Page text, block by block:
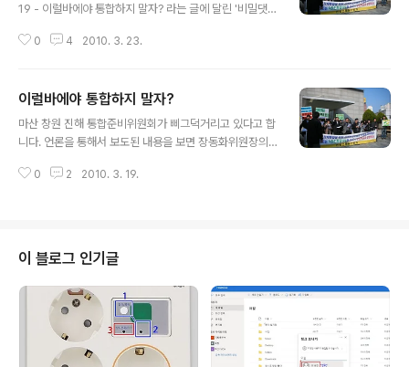
19 - 이럴바에야 통합하지 말자? 라는 글에 달린 '비밀댓
창원시에 구청을 설치하는 것은 행정구역 통합의 취지에
구역 통합이 효율성을 명분으로 풀뿌리 민주주의를 거꾸로
되돌리고 주민자치를 후퇴시키는 것이라고 믿고 있습니다.
저의 이런 생각이나 시민단체의 반대 그리고 통합을 반대
통합 창원시를 만드는 과정이 진행되고 있습니다. 오늘은
0 4 2010. 3. 23.
이럴바에야 통합하지 말자?
마산 창원 진해 통합준비위원회가 삐그덕거리고 있다고 합
니다. 언론을 통해서 보도된 내용을 보면 장동화위원장의
지 파문으로 2주동안 회의조차 열리지 못하였다고 합니다.
통준위 위원들만 모여서 장동화 위원장 해임안을 처리하였
다고 합니다. 언론에서는 통준위의 갈등이 오래 갈 것이라
고 합니다만, 어디 그럴까요? 행안부와 한나라당이 나서면
의외로 쉽게 정리될지도 모릅니다. 그들은 6월 2일까지 무
조건 통합을 마무리해야하는 지상과제를 달성해야하기 때
문입니다. 갈등은 통합준비위원회에 있는 것은 ..
0 2 2010. 3. 19.
이 블로그 인기글